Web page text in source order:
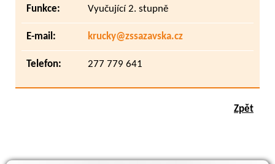
Funkce: Vyučující 2. stupně
E-mail: krucky@zssazavska.cz
Telefon: 277 779 641
Zpět